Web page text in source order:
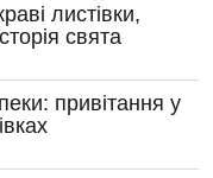
листівки,
свята
привітання у